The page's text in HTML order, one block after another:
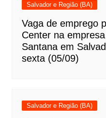
Salvador e Região (BA)
Vaga de emprego
Center na
Santana em
sexta (05/09)
Salvador e Região (BA)